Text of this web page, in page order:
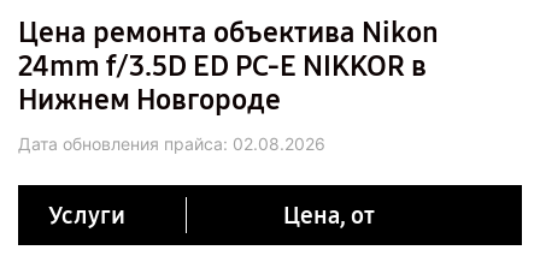
Цена ремонта объектива Nikon
24mm f/3.5D ED PC-E NIKKOR в
Нижнем Новгороде
Дата обновления прайса: 02.08.2026
Услуги Цена, от